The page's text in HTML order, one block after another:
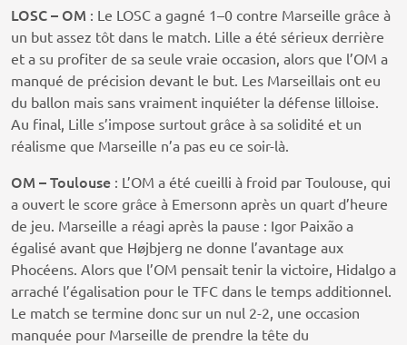
LOSC – OM : Le LOSC a gagné 1–0 contre Marseille grâce à
un but assez tôt dans le match. Lille a été sérieux derrière
et a su profiter de sa seule vraie occasion, alors que l’OM a
manqué de précision devant le but. Les Marseillais ont eu
du ballon mais sans vraiment inquiéter la défense lilloise.
Au final, Lille s’impose surtout grâce à sa solidité et un
réalisme que Marseille n’a pas eu ce soir-là.
OM – Toulouse : L’OM a été cueilli à froid par Toulouse, qui
a ouvert le score grâce à Emersonn après un quart d’heure
de jeu. Marseille a réagi après la pause : Igor Paixão a
égalisé avant que Højbjerg ne donne l’avantage aux
Phocéens. Alors que l’OM pensait tenir la victoire, Hidalgo a
arraché l’égalisation pour le TFC dans le temps additionnel.
Le match se termine donc sur un nul 2-2, une occasion
manquée pour Marseille de prendre la tête du